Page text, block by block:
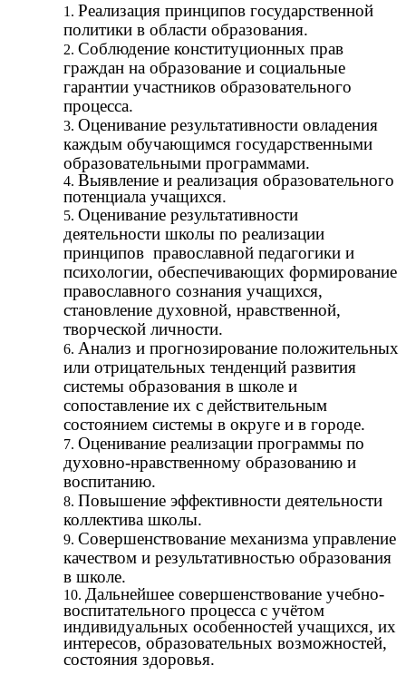
Реализация принципов государственной
политики в области образования.
Соблюдение конституционных прав
граждан на образование и социальные
гарантии участников образовательного
процесса.
Оценивание результативности овладения
каждым обучающимся государственными
образовательными программами.
Выявление и реализация образовательного
потенциала учащихся.
Оценивание результативности
деятельности школы по реализации
принципов православной педагогики и
психологии, обеспечивающих формирование
православного сознания учащихся,
становление духовной, нравственной,
творческой личности.
Анализ и прогнозирование положительных
или отрицательных тенденций развития
системы образования в школе и
сопоставление их с действительным
состоянием системы в округе и в городе.
Оценивание реализации программы по
духовно-нравственному образованию и
воспитанию.
Повышение эффективности деятельности
коллектива школы.
Совершенствование механизма управление
качеством и результативностью образования
в школе.
Дальнейшее совершенствование учебно-
воспитательного процесса с учётом
индивидуальных особенностей учащихся, их
интересов, образовательных возможностей,
состояния здоровья.